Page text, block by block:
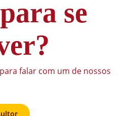
90
se
falar com um de nossos